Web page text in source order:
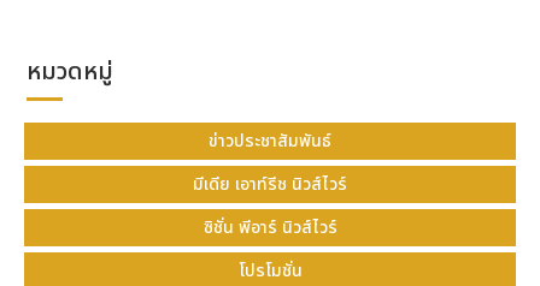
นอกเหนือจากการบอกเล่าประวัติศาสตร์ของคริสเตียนผู้
ซ่อนเร้นแล้ว บทความพิเศษนี้ยังมาพร้อมวิดีโอที่ถ่ายทอด
เรื่องราวที่น่าสนใจผ่านภาพที่เข้าใจง่าย โดยมีการแนะนำ
กิจกรรมหลากหลายเพื่อให้นักท่องเที่ยวได้สัมผัสวิถีชีวิต
และวัฒนธรรมของหมู่เกาะโกโตะ เช่น ทัศนียภาพอันงดงาม
และประสบการณ์การรับประทานอาหารที่เป็นเอกลักษณ์
หมวดหมู่
ข่าวประชาสัมพันธ์
มีเดีย เอาท์รีช นิวส์ไวร์
ซิชั่น พีอาร์ นิวส์ไวร์
โปรโมชั่น